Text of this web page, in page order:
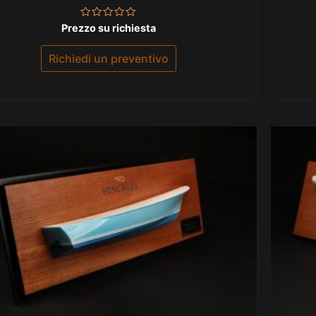
Valutato
su
5
Prezzo su richiesta
Richiedi un preventivo